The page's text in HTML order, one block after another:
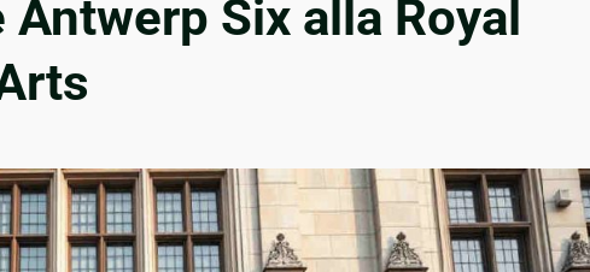
Six alla Royal